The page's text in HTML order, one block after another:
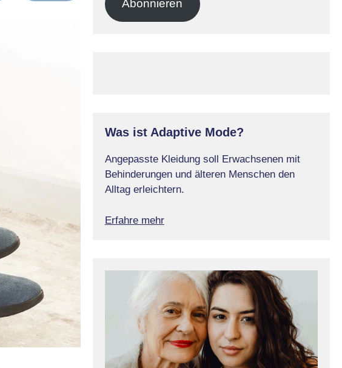
Abonnieren
Was ist Adaptive Mode?
Angepasste Kleidung soll Erwachsenen mit
Behinderungen und älteren Menschen den
Alltag erleichtern.
Erfahre mehr